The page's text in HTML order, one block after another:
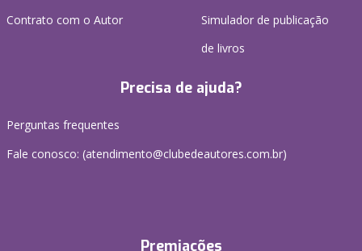
Contrato com o Autor
Simulador de publicação
de livros
Precisa de ajuda?
Perguntas frequentes
Fale conosco: (atendimento@clubedeautores.com.br)
Premiações